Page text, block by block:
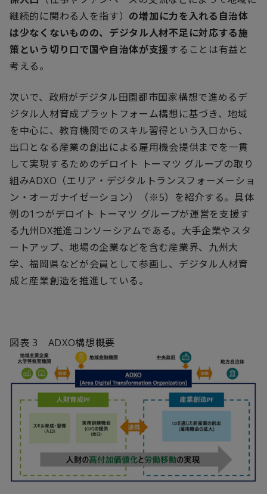
継続的に関わる人を指す） の増加に力を入れる自治体
は少なくないものの、デジタル人材不足に対応する施
策という切り口で国や自治体が支援することは有益と
考える。
次いで、政府がデジタル田園都市国家構想で進めるデ
ジタル人材育成プラットフォーム構想に基づき、地域
を中心に、教育機関でのスキル習得という入口から、
出口となる産業の創出による雇用機会提供までを一貫
して実現するためのデロイト トーマツ グループの取り
組みADXO （エリア・デジタルトランスフォーメーショ
ン・オーガナイゼーション）（※5）を紹介する。具体
例の1 つがデロイト トーマツ グループが運営を支援す
る九州DX推進コンソーシアムである。大手企業やスタ
ートアップ、地場の企業などを含む産業界、九州大
学、福岡県などが会員として参画し、デジタル人材育
成と産業創造を推進している。
図表3 ADXO構想概要